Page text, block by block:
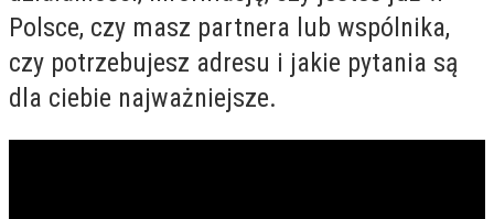
Polsce, czy masz partnera lub wspólnika,
czy potrzebujesz adresu i jakie pytania są
dla ciebie najważniejsze.